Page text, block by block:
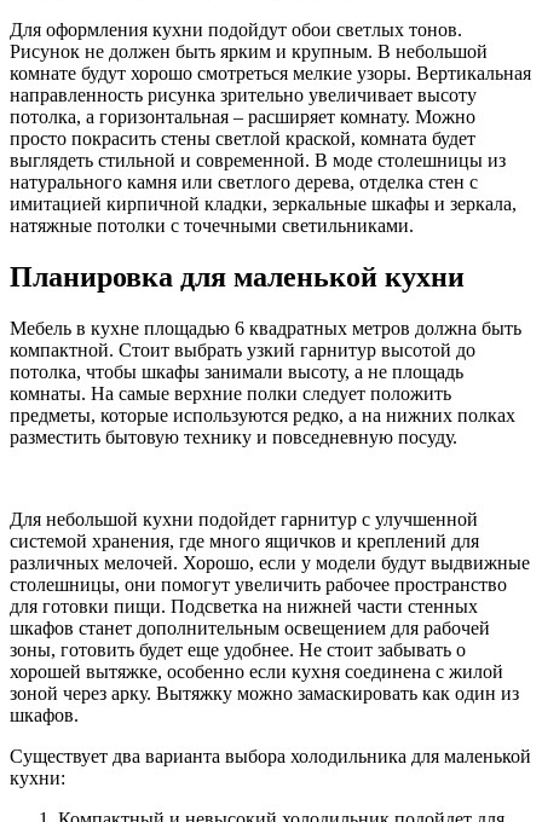
Для оформления кухни подойдут обои светлых тонов.
Рисунок не должен быть ярким и крупным. В небольшой
комнате будут хорошо смотреться мелкие узоры. Вертикальная
направленность рисунка зрительно увеличивает высоту
потолка, а горизонтальная – расширяет комнату. Можно
просто покрасить стены светлой краской, комната будет
выглядеть стильной и современной. В моде столешницы из
натурального камня или светлого дерева, отделка стен с
имитацией кирпичной кладки, зеркальные шкафы и зеркала,
натяжные потолки с точечными светильниками.
Планировка для маленькой кухни
Мебель в кухне площадью 6 квадратных метров должна быть
компактной. Стоит выбрать узкий гарнитур высотой до
потолка, чтобы шкафы занимали высоту, а не площадь
комнаты. На самые верхние полки следует положить
предметы, которые используются редко, а на нижних полках
разместить бытовую технику и повседневную посуду.
Для небольшой кухни подойдет гарнитур с улучшенной
системой хранения, где много ящичков и креплений для
различных мелочей. Хорошо, если у модели будут выдвижные
столешницы, они помогут увеличить рабочее пространство
для готовки пищи. Подсветка на нижней части стенных
шкафов станет дополнительным освещением для рабочей
зоны, готовить будет еще удобнее. Не стоит забывать о
хорошей вытяжке, особенно если кухня соединена с жилой
зоной через арку. Вытяжку можно замаскировать как один из
шкафов.
Существует два варианта выбора холодильника для маленькой
кухни: